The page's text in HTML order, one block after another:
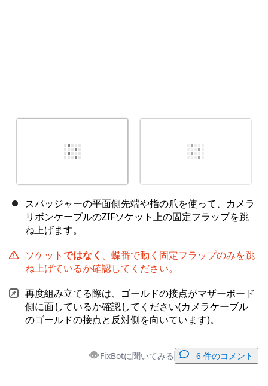
スパッジャーの平面側先端や指の爪を使って、カメラ
リボンケーブルのZIFソケット上の固定フラップを跳
ね上げます。
ソケットではなく 、蝶番で動く固定フラップのみを跳
ね上げているか確認してください。
再度組み立てる際は、ゴールドの接点がマザーボード
側に面しているか確認してください(カメラケーブル
のゴールドの接点と反対側を向いています)。
FixBotに聞いてみる 6 件のコメント